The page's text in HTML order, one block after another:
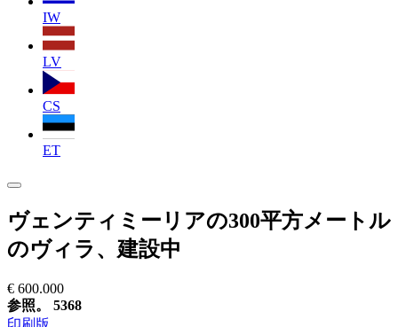
IW
LV
CS
ET
ヴェンティミーリアの300平方メートル
のヴィラ、建設中
€ 600.000
参照。 5368
印刷版